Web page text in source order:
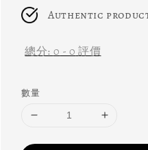
Authentic
總分: 0 -0 評價
數量